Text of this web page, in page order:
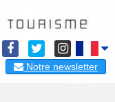
Notre newsletter